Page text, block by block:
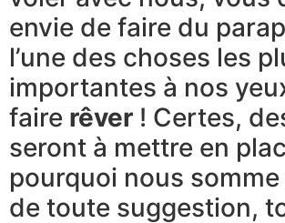
envie de faire du
l’une des choses les
importantes à nos
faire rêver ! Certes,
seront à mettre en
pourquoi nous
de toute suggestion,